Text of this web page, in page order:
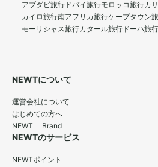
アブダビ旅行 ドバイ旅行モロッコ旅行カ
カイロ旅行南アフリカ旅行ケープタウン
モーリシャス旅行カタール旅行 ドーハ旅行
NEWTについて
運営会社について
はじめての方へ
NEWT Brand
NEWTのサービス
NEWTポイント